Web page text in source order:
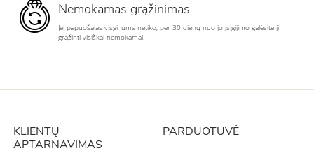
Nemokamas grąžinimas
Jei papuošalas visgi Jums netiko, per 30 dienų nuo jo įsigijimo galėsite jį
grąžinti visiškai nemokamai.
KLIENTŲ
APTARNAVIMAS
PARDUOTUVĖ